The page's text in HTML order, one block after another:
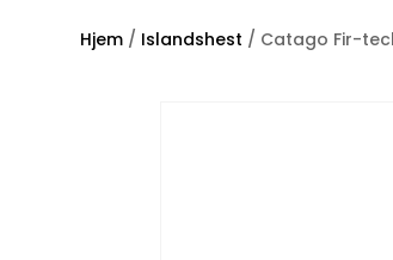
Hjem / Islandshest / Catago Fir-